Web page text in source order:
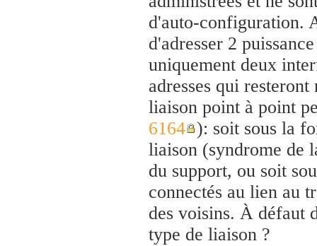
d'auto-configuration.
d'adresser 2
uniquement deux
adresses qui
liaison point à point
6164 ): soit sous la
liaison (syndrome de
du support, ou soit
connectés au lien au
des voisins. À défaut
type de liaison ?